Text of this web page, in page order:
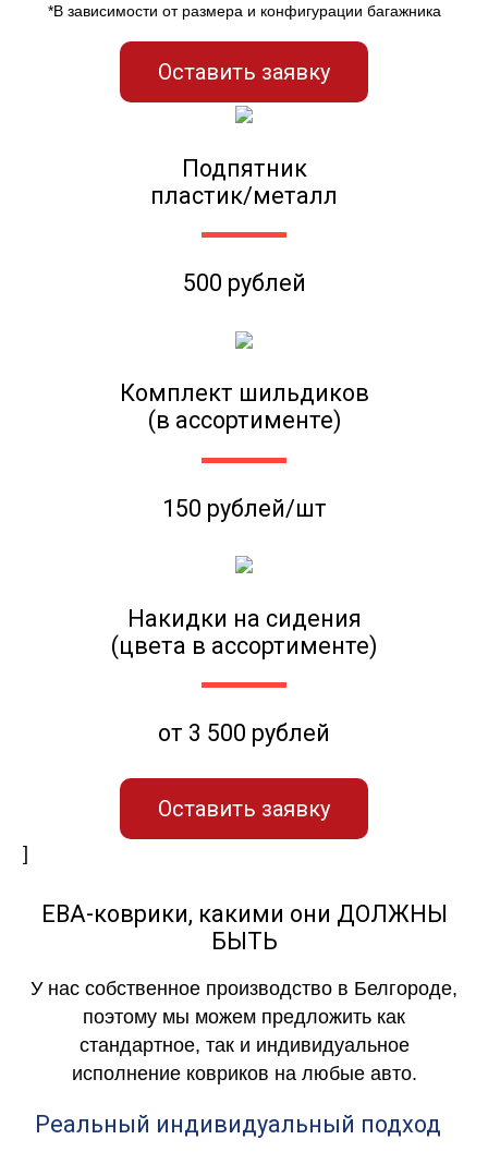
*В зависимости от размера и конфигурации багажника
Оставить заявку
Подпятник
пластик/металл
500 рублей
Комплект шильдиков
(в ассортименте)
150 рублей/шт
Накидки на сидения
(цвета в ассортименте)
от 3 500 рублей
Оставить заявку
]
ЕВА-коврики, какими они ДОЛЖНЫ
БЫТЬ
У нас собственное производство в Белгороде,
поэтому мы можем предложить как
стандартное, так и индивидуальное
исполнение ковриков на любые авто.
Реальный индивидуальный подход